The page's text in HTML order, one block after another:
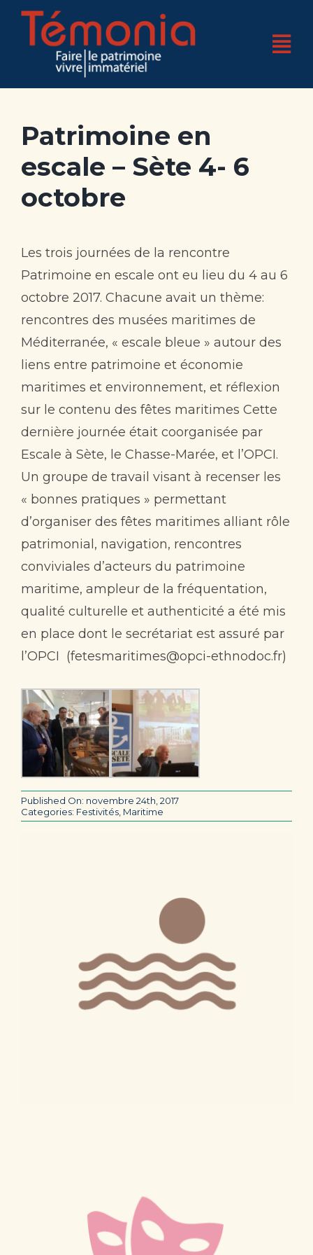
Skip
Accueil
Qui sommes-nous ?
4 pôles d’expertises
Nos réalisations
Nos bases
Boutique
Contact
Patrimoine en
escale – Sète 4- 6
octobre
Les trois journées de la rencontre
Patrimoine en escale ont eu lieu du 4 au 6
octobre 2017. Chacune avait un thème:
rencontres des musées maritimes de
Méditerranée, « escale bleue » autour des
liens entre patrimoine et économie
maritimes et environnement, et réflexion
sur le contenu des fêtes maritimes Cette
dernière journée était coorganisée par
Escale à Sète, le Chasse-Marée, et l’OPCI.
Un groupe de travail visant à recenser les
« bonnes pratiques » permettant
d’organiser des fêtes maritimes alliant rôle
patrimonial, navigation, rencontres
conviviales d’acteurs du patrimoine
maritime, ampleur de la fréquentation,
qualité culturelle et authenticité a été mis
en place dont le secrétariat est assuré par
l’OPCI (fetesmaritimes@opci-ethnodoc.fr)
Published On: novembre 24th, 2017
Categories: Festivités, Maritime